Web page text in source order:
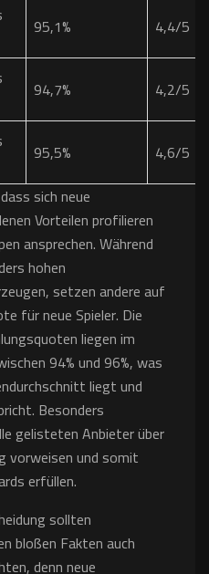
95,1% 4,4/5
94,7% 4,2/5
95,5%
4,6/5
sich neue
Vorteilen profilieren
ansprechen. Während
hohen
setzen andere auf
für neue Spieler. Die
liegen im
94% und 96%, was
liegt und
Besonders
gelisteten Anbieter über
vorweisen und somit
erfüllen.
sollten
bloßen Fakten auch
denn neue